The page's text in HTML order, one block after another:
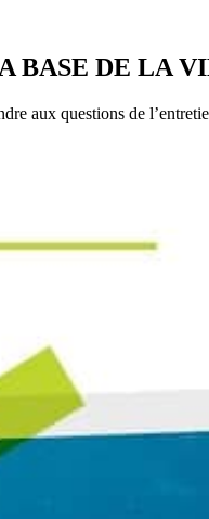
BASE DE LA
aux questions de